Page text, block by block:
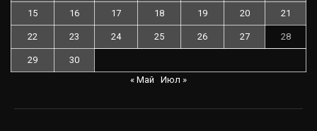
15 16 17 18 19 20 21
22 23 24 25 26 27 28
29
30
« Май
Июл »